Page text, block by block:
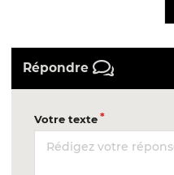
Répondre
Votre texte